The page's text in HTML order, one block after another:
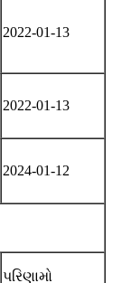
2022-01-13
2022-01-13
2024-01-12
પરિણામો